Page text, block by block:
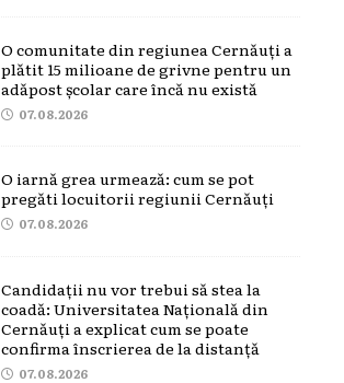
O comunitate din regiunea Cernăuți a
plătit 15 milioane de grivne pentru un
adăpost școlar care încă nu există
07.08.2026
O iarnă grea urmează: cum se pot
pregăti locuitorii regiunii Cernăuți
07.08.2026
Candidații nu vor trebui să stea la
coadă: Universitatea Națională din
Cernăuți a explicat cum se poate
confirma înscrierea de la distanță
07.08.2026